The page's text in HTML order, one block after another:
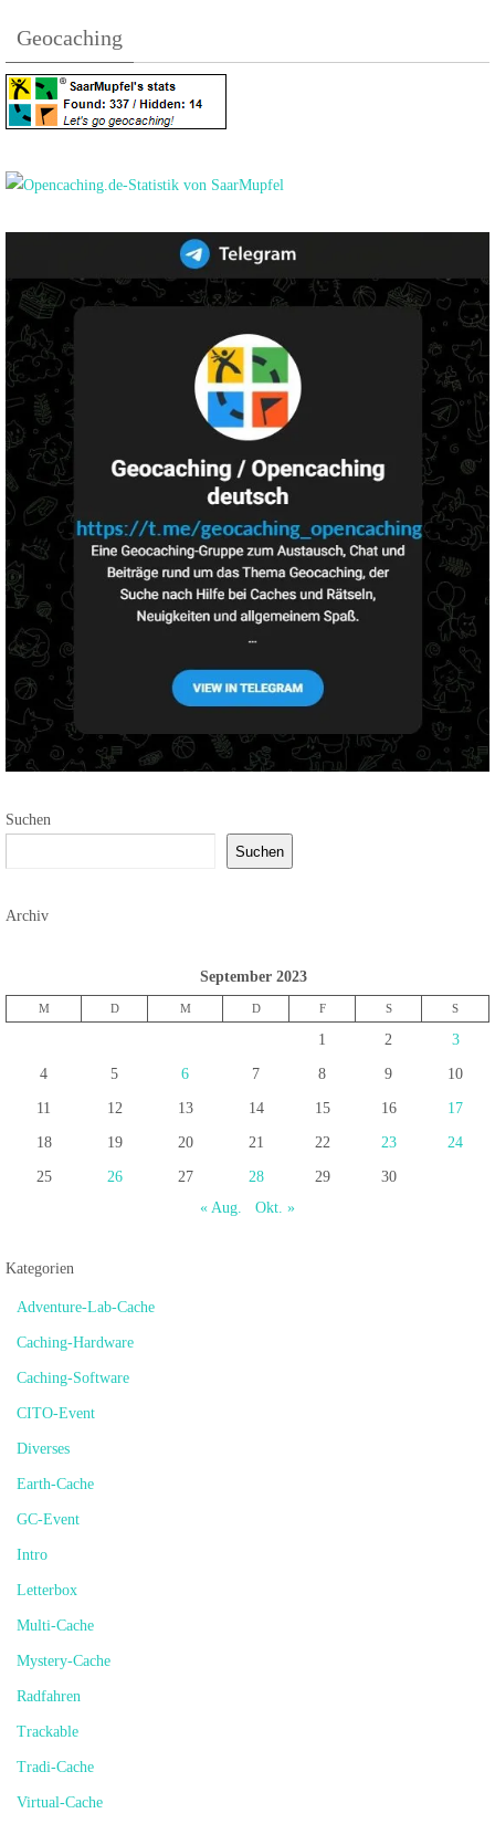
Geocaching
Suchen
Suchen
Archiv
September 2023
M D M D F S S
1 2 3
4 5 6 7 8 9 10
11 12 13 14 15 16 17
18 19 20 21 22 23 24
25 26 27 28 29
30
« Aug.
Okt. »
Kategorien
Adventure-Lab-Cache
Caching-Hardware
Caching-Software
CITO-Event
Diverses
Earth-Cache
GC-Event
Intro
Letterbox
Multi-Cache
Mystery-Cache
Radfahren
Trackable
Tradi-Cache
Virtual-Cache